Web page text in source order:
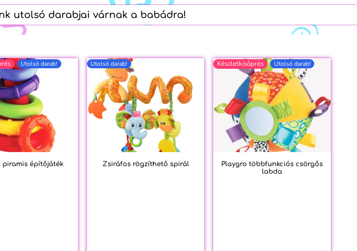
utolsó darabjai várnak a babádra!
Utolsó darab!
piramis építőjáték
Utolsó darab!
Zsiráfos rögzíthető spirál
Készletkisőprés Utolsó darab!
Playgro többfunkciós csörgős
labda